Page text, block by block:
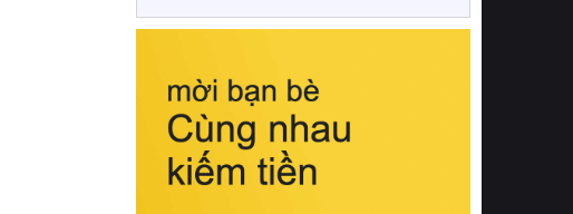
này, bạn sẽ cảm nhận rõ rệt sự khác
hồi chuẩn xác của phần đệm nâng đỡ
cột sống.
Bên cạnh đó, việc lựa chọn các dòng
sản phẩm đạt chuẩn chất lượng quốc
tế còn giúp ngăn ngừa tình trạng kích